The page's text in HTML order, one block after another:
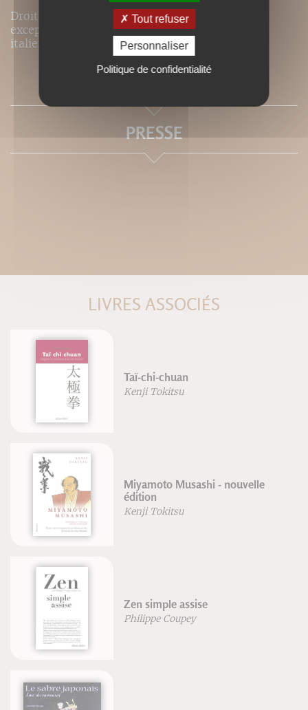
Droits de traduction disponibles pour ce titre,
excepté pour les langues suivantes : japonais,
italien, anglais, espagnol.
PRESSE
LIVRES ASSOCIÉS
Taï-chi-chuan
Kenji Tokitsu
Miyamoto Musashi - nouvelle
édition
Kenji Tokitsu
Zen simple assise
Philippe Coupey
Tout refuser
Personnaliser
Politique de confidentialité